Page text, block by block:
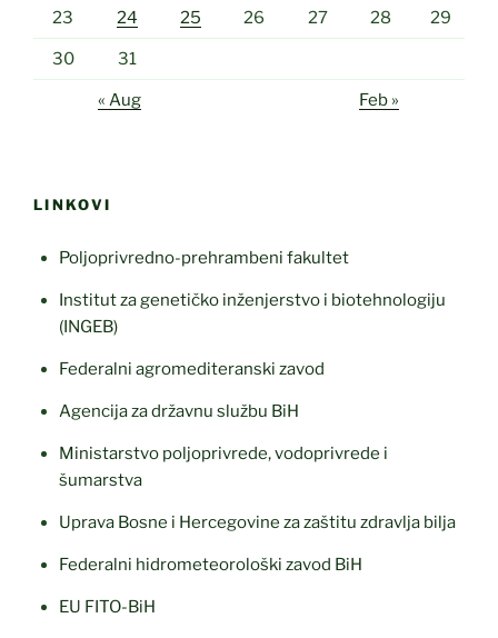
23 24 25 26 27 28 29
30 31
« Aug Feb »
LINKOVI
Poljoprivredno-prehrambeni fakultet
Institut za genetičko inženjerstvo i biotehnologiju
(INGEB)
Federalni agromediteranski zavod
Agencija za državnu službu BiH
Ministarstvo poljoprivrede, vodoprivrede i
šumarstva
Uprava Bosne i Hercegovine za zaštitu zdravlja bilja
Federalni hidrometeorološki zavod BiH
EU FITO-BiH